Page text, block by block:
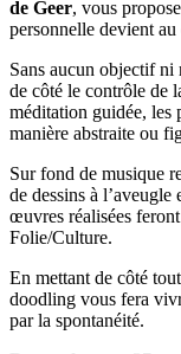
de Geer, vous
personnelle devient
Sans aucun objectif ni
de côté le contrôle de
méditation guidée, les
manière abstraite ou
Sur fond de musique
de dessins à
œuvres réalisées
Folie/Culture.
En mettant de côté
doodling vous fera
par la spontanéité.